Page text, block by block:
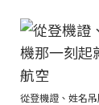
從登機證、姓名